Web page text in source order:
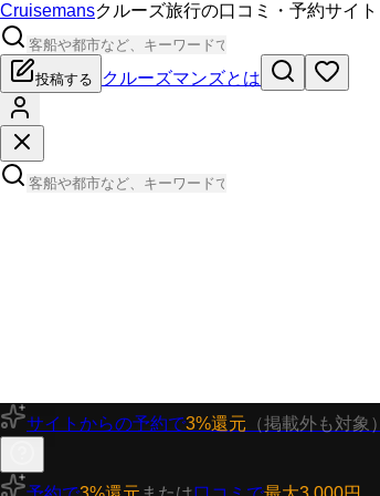
Cruisemansクルーズ旅行の口コミ・予約サイト
投稿する クルーズマンズとは
サイトからの予約で3%還元 （掲載外も対象）